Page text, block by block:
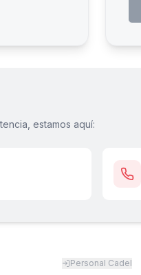
estamos aquí:
Personal Cadel